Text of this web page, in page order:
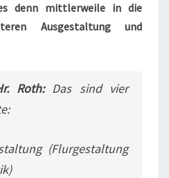
denn mittlerweile in die
Ausgestaltung und
Roth:Das sind vier
(Flurgestaltung